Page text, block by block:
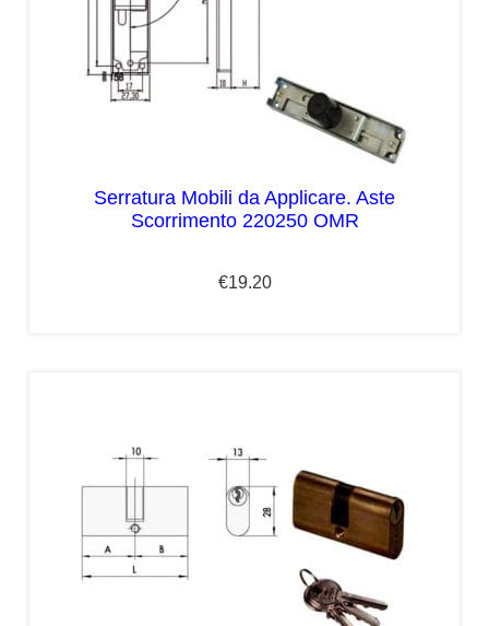
Serratura Mobili da Applicare. Aste
Scorrimento 220250 OMR
€19.20